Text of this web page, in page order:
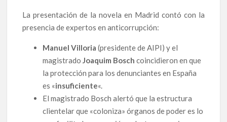
La presentación de la novela en Madrid contó con la
presencia de expertos en anticorrupción:
Manuel Villoria (presidente de AIPI) y el
magistradoJoaquim Bosch coincidieron en que
la protección para los denunciantes en España
es «insuficiente«.
El magistrado Bosch alertó que la estructura
clientelar que «coloniza» órganos de poder es lo